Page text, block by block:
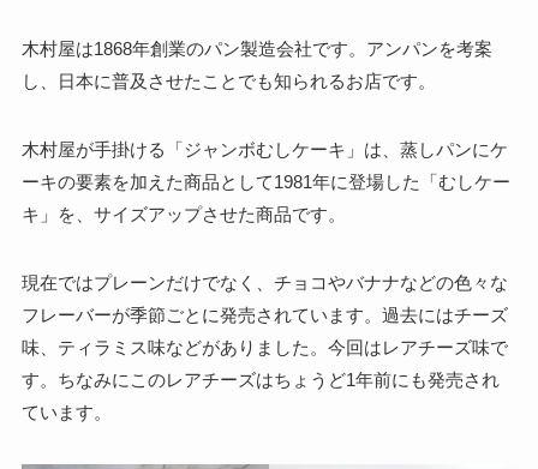
木村屋は1868年創業のパン製造会社です。アンパンを考案
し、日本に普及させたことでも知られるお店です。
木村屋が手掛ける「ジャンボむしケーキ」は、蒸しパンにケ
ーキの要素を加えた商品として1981年に登場した「むしケー
キ」を、サイズアップさせた商品です。
現在ではプレーンだけでなく、チョコやバナナなどの色々な
フレーバーが季節ごとに発売されています。過去にはチーズ
味、ティラミス味などがありました。今回はレアチーズ味で
す。ちなみにこのレアチーズはちょうど1年前にも発売され
ています。